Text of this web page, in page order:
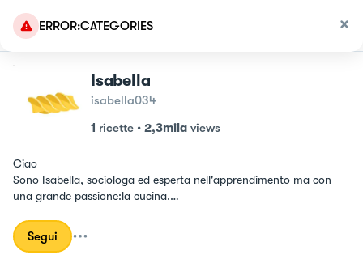
ERROR:CATEGORIES
Isabella
isabella034
1 ricette • 2,3mila views
Ciao
Sono Isabella, sociologa ed esperta nell'apprendimento ma con
una grande passione:la cucina.
Segui